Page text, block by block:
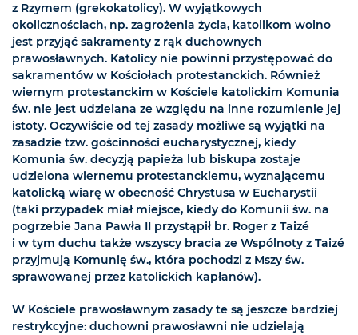
z Rzymem (grekokatolicy). W wyjątkowych
okolicznościach, np. zagrożenia życia, katolikom wolno
jest przyjąć sakramenty z rąk duchownych
prawosławnych. Katolicy nie powinni przystępować do
sakramentów w Kościołach protestanckich. Również
wiernym protestanckim w Kościele katolickim Komunia
św. nie jest udzielana ze względu na inne rozumienie jej
istoty. Oczywiście od tej zasady możliwe są wyjątki na
zasadzie tzw. gościnności eucharystycznej, kiedy
Komunia św. decyzją papieża lub biskupa zostaje
udzielona wiernemu protestanckiemu, wyznającemu
katolicką wiarę w obecność Chrystusa w Eucharystii
(taki przypadek miał miejsce, kiedy do Komunii św. na
pogrzebie Jana Pawła II przystąpił br. Roger z Taizé
i w tym duchu także wszyscy bracia ze Wspólnoty z Taizé
przyjmują Komunię św., która pochodzi z Mszy św.
sprawowanej przez katolickich kapłanów).
W Kościele prawosławnym zasady te są jeszcze bardziej
restrykcyjne: duchowni prawosławni nie udzielają